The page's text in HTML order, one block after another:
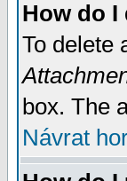
How do I
To delete
box. The
Návrat